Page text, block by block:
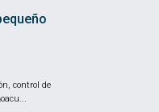
control de